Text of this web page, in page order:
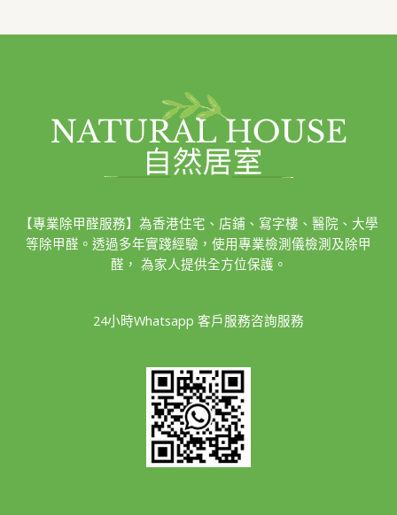
【專業除甲醛服務】為香港住宅、店鋪、寫字樓、醫院、大學
等除甲醛。透過多年實踐經驗，使用專業檢測儀檢測及除甲
醛， 為家人提供全方位保護。
24小時Whatsapp 客戶服務咨詢服務